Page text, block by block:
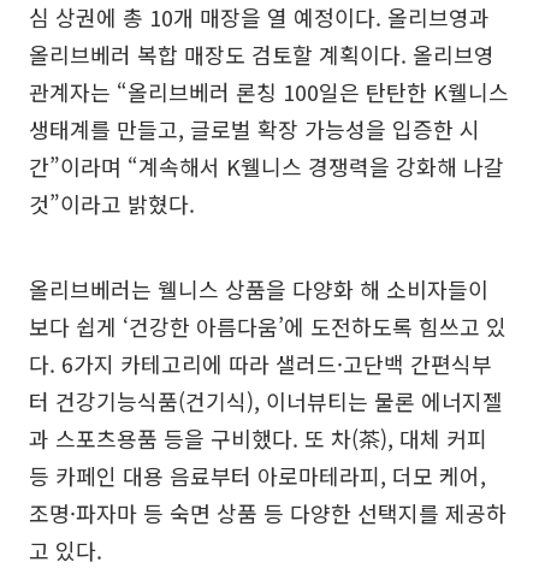
심 상권에 총 10개 매장을 열 예정이다. 올리브영과
올리브베러 복합 매장도 검토할 계획이다. 올리브영
관계자는 “올리브베러 론칭 100일은 탄탄한 K웰니스
생태계를 만들고, 글로벌 확장 가능성을 입증한 시
간”이라며 “계속해서 K웰니스 경쟁력을 강화해 나갈
것”이라고 밝혔다.
올리브베러는 웰니스 상품을 다양화 해 소비자들이
보다 쉽게 ‘건강한 아름다움’에 도전하도록 힘쓰고 있
다. 6가지 카테고리에 따라 샐러드·고단백 간편식부
터 건강기능식품(건기식), 이너뷰티는 물론 에너지젤
과 스포츠용품 등을 구비했다. 또 차(茶), 대체 커피
등 카페인 대용 음료부터 아로마테라피, 더모 케어,
조명·파자마 등 숙면 상품 등 다양한 선택지를 제공하
고 있다.